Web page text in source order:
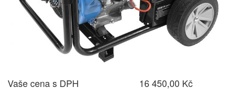
Vaše cena s DPH
16 450,00 Kč